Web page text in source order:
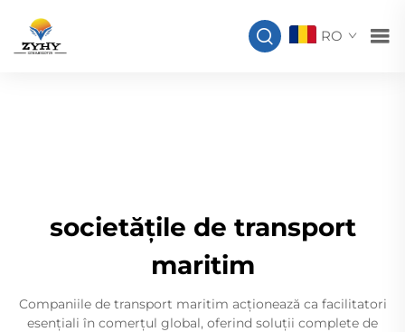
RO
societățile de transport
maritim
Companiile de transport maritim acționează ca facilitatori
esențiali în comerțul global, oferind soluții complete de